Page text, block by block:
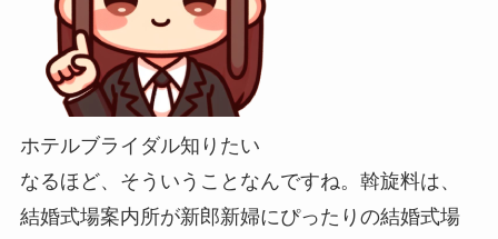
ホテルブライダル知りたい
なるほど、そういうことなんですね。斡旋料は、
結婚式場案内所が新郎新婦にぴったりの結婚式場